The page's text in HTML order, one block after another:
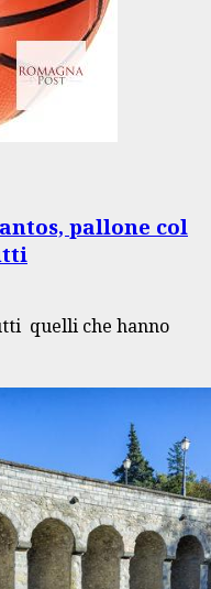
pallone col
quelli che hanno